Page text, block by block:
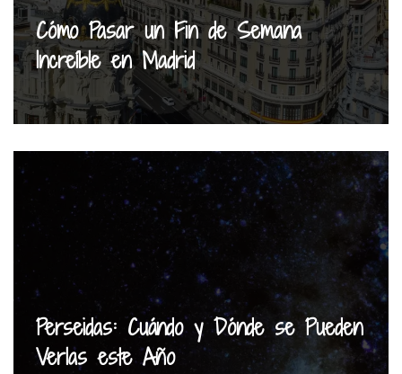
Cómo Pasar un Fin de Semana
Increíble en Madrid
Perseidas: Cuándo y Dónde se Pueden
Verlas este Año